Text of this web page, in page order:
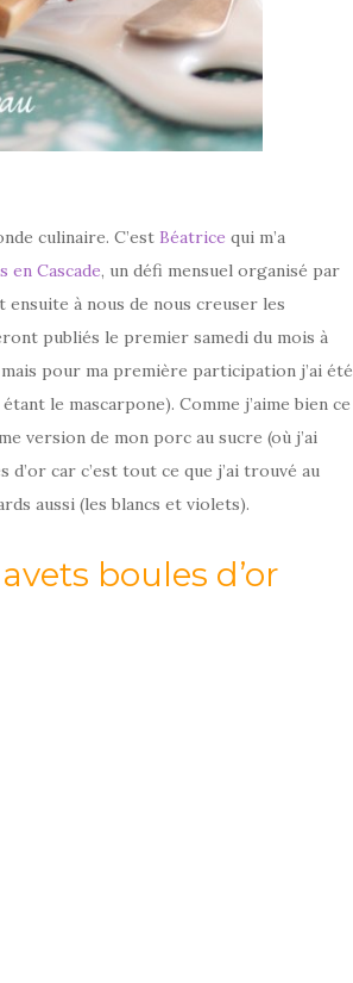
culinaire. C’est Béatrice qui m’a
en Cascade, un défi mensuel organisé par
à nous de nous creuser les
publiés le premier samedi du mois à
pour ma première participation j’ai été
le mascarpone). Comme j’aime bien ce
version de mon porc au sucre (où j’ai
d’or car c’est tout ce que j’ai trouvé au
aussi (les blancs et violets).
boules d’or